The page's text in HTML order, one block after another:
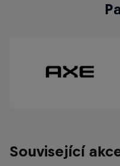
Související